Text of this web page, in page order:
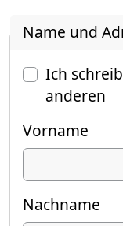
Name und
Ich
anderen
Vorname
Nachname